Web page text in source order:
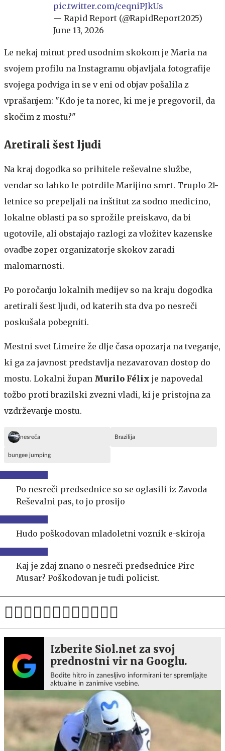
pic.twitter.com/ceqniPJkUs
— Rapid Report (@RapidReport2025)
June 13, 2026
Le nekaj minut pred usodnim skokom je Maria na
svojem profilu na Instagramu objavljala fotografije
svojega podviga in se v eni od objav pošalila z
vprašanjem: "Kdo je ta norec, ki me je pregovoril, da
skočim z mostu?"
Aretirali šest ljudi
Na kraj dogodka so prihitele reševalne službe,
vendar so lahko le potrdile Marijino smrt. Truplo 21-
letnice so prepeljali na inštitut za sodno medicino,
lokalne oblasti pa so sprožile preiskavo, da bi
ugotovile, ali obstajajo razlogi za vložitev kazenske
ovadbe zoper organizatorje skokov zaradi
malomarnosti.
Po poročanju lokalnih medijev so na kraju dogodka
aretirali šest ljudi, od katerih sta dva po nesreči
poskušala pobegniti.
Mestni svet Limeire že dlje časa opozarja na tveganje,
ki ga za javnost predstavlja nezavarovan dostop do
mostu. Lokalni župan Murilo Félix je napovedal
tožbo proti brazilski zvezni vladi, ki je pristojna za
vzdrževanje mostu.
nesreča Brazilija
bungee jumping
Po nesreči predsednice so se oglasili iz Zavoda
Reševalni pas, to jo prosijo
Hudo poškodovan mladoletni voznik e-skiroja
Kaj je zdaj znano o nesreči predsednice Pirc
Musar? Poškodovan je tudi policist.
Izberite Siol.net za svoj
prednostni vir na Googlu.
Bodite hitro in zanesljivo informirani ter spremljajte
aktualne in zanimive vsebine.